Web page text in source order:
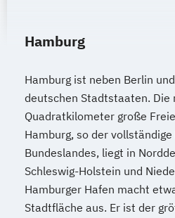
Hamburg
Hamburg ist neben Berlin
deutschen Stadtstaaten. Die
Quadratkilometer große
Hamburg, so der vollständige
Bundeslandes, liegt in
Schleswig-Holstein und
Hamburger Hafen macht
Stadtfläche aus. Er ist der